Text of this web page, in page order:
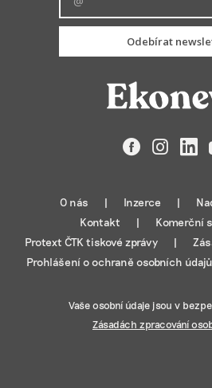
Odebírat
Facebook
O nás Inzerce
Kontakt
Komerční
Protext ČTK tiskové zprávy
Prohlášení o ochraně osobních
Vaše osobní údaje jsou v
Zásadách zpracování